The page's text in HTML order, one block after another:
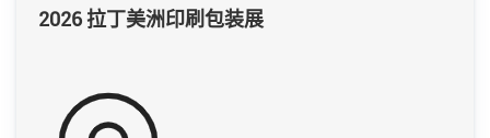
2026 拉丁美洲印刷包装展